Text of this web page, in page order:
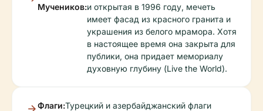
Мучеников:и открытая в 1996 году, мечеть
имеет фасад из красного гранита и
украшения из белого мрамора. Хотя
в настоящее время она закрыта для
публики, она придает мемориалу
духовную глубину (Live the World).
Флаги:Турецкий и азербайджанский флаги